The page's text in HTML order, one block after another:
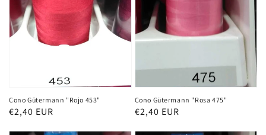
Cono Gütermann "Rojo 453"
Precio
€2,40 EUR
Cono Gütermann "Rosa 475"
Precio
€2,40 EUR